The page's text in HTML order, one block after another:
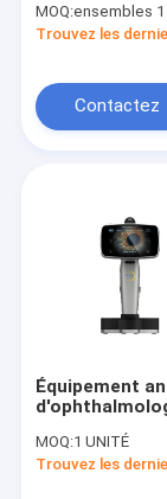
analyseur
scanner
stylo micro
Machine
Colposcope
Moniteur
télémédecine
MOQ:ensembles 1
Trouvez les
Contactez
Équipement
de diagnostic
MOQ:1 UNITÉ
Trouvez les